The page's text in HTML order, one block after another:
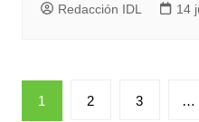
Redacción IDL 14
Paginación
1 2 3 …